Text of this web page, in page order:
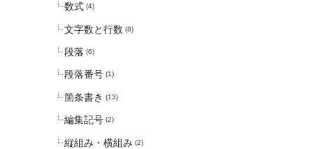
数式 (4)
文字数と行数 (8)
段落 (6)
段落番号 (1)
箇条書き (13)
編集記号 (2)
縦組み・横組み (2)